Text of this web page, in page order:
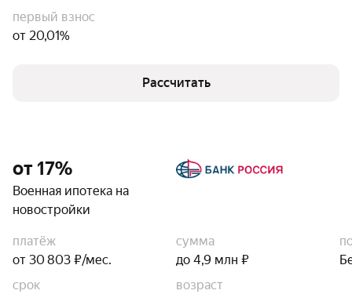
первый взнос
от 20,01%
Рассчитать
от 17%
Военная ипотека на
новостройки
платёж
от 30 803 ₽/мес.
сумма
до 4,9 млн ₽
срок
возраст